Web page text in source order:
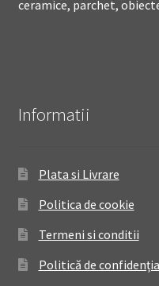
ceramice, parchet,
Informatii
Plata si Livrare
Politica de cookie
Termeni si conditii
Politică de